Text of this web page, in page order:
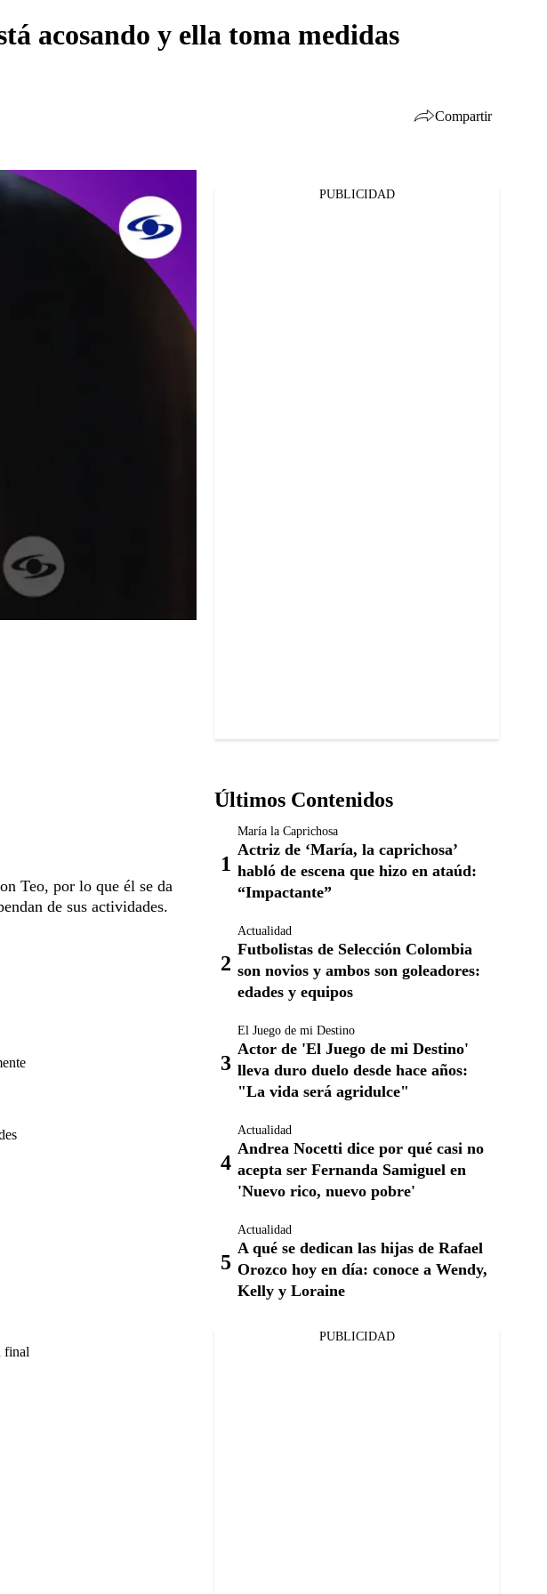
acosando y ella toma medidas
Compartir
Teo, por lo que él se da
de sus actividades.
final
PUBLICIDAD
Últimos Contenidos
María la Caprichosa
Actriz de ‘María, la caprichosa’
habló de escena que hizo en ataúd:
“Impactante”
Actualidad
Futbolistas de Selección Colombia
son novios y ambos son goleadores:
edades y equipos
El Juego de mi Destino
Actor de 'El Juego de mi Destino'
lleva duro duelo desde hace años:
"La vida será agridulce"
Actualidad
Andrea Nocetti dice por qué casi no
acepta ser Fernanda Samiguel en
'Nuevo rico, nuevo pobre'
Actualidad
A qué se dedican las hijas de Rafael
Orozco hoy en día: conoce a Wendy,
Kelly y Loraine
PUBLICIDAD